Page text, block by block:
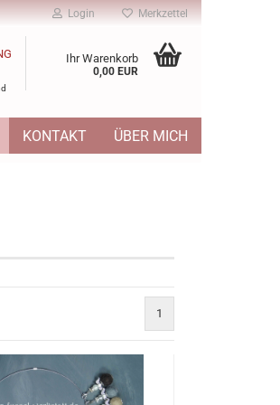
Login Merkzettel
Ihr Warenkorb
0,00 EUR
KONTAKT ÜBER MICH
1